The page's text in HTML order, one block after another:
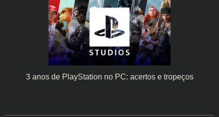
3 anos de PlayStation no PC: acertos e tropeços